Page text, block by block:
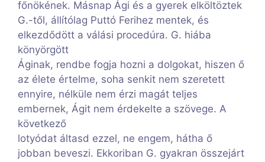
főnökének. Másnap Ági és a gyerek elköltöztek
G.-től, állítólag Puttó Ferihez mentek, és
elkezdődött a válási procedúra. G. hiába
könyörgött
Áginak, rendbe fogja hozni a dolgokat, hiszen ő
az élete értelme, soha senkit nem szeretett
ennyire, nélküle nem érzi magát teljes
embernek, Ágit nem érdekelte a szövege. A
következő
lotyódat áltasd ezzel, ne engem, hátha ő
jobban beveszi. Ekkoriban G. gyakran összejárt